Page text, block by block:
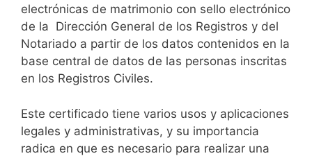
electrónicas de matrimonio con sello electrónico
de la Dirección General de los Registros y del
Notariado a partir de los datos contenidos en la
base central de datos de las personas inscritas
en los Registros Civiles.
Este certificado tiene varios usos y aplicaciones
legales y administrativas, y su importancia
radica en que es necesario para realizar una